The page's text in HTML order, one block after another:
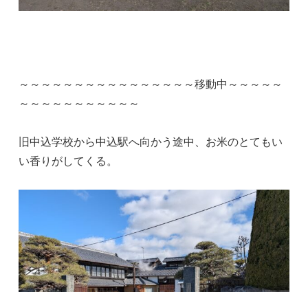
～～～～～～～～～～～～～～～～移動中～～～～～
～～～～～～～～～～～
旧中込学校から中込駅へ向かう途中、お米のとてもい
い香りがしてくる。